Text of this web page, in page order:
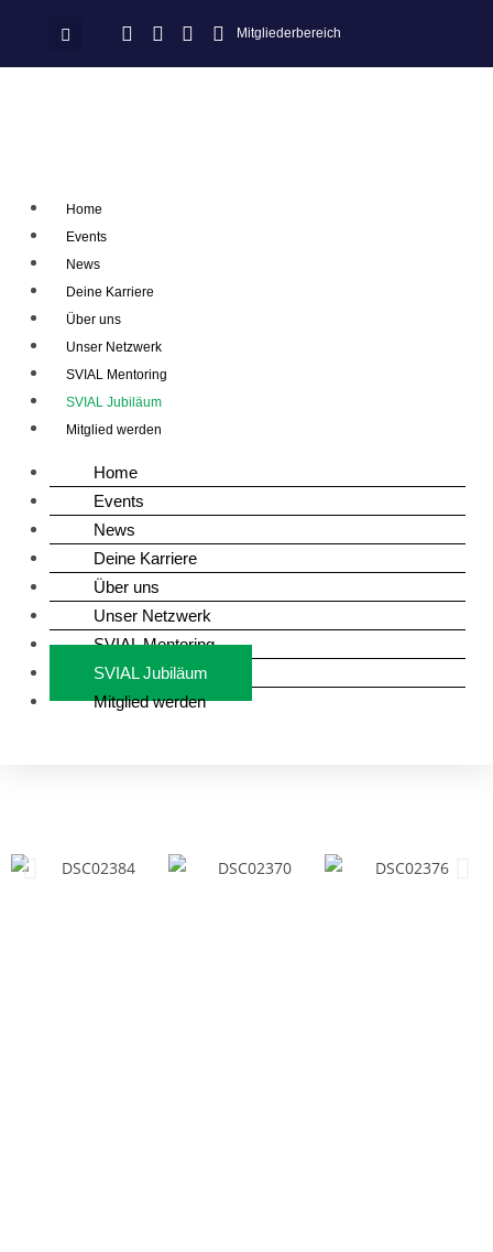
Mitgliederbereich
Home
Events
News
Deine Karriere
Über uns
Unser Netzwerk
SVIAL Mentoring
SVIAL Jubiläum
Mitglied werden
Home
Events
News
Deine Karriere
Über uns
Unser Netzwerk
SVIAL Mentoring
SVIAL Jubiläum
Mitglied werden